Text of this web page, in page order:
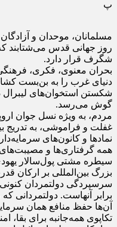
پ
مسلمانان، موحدان و
روز جهانی قدس می‌شتابند که
شگرف قرار دارد.
بحران معنوی، فکری،
دنیای غرب را به بن‌بست
شکستن استخوان‌های
گوش می‌رسد.
مردم، به ویژه نسل جوان
غفلت و فراموشی، به تدریج
نمادها و کانون‌های
همه گرفتاری‌ها و مصیبت‌های
سیطره مشتی پول‌سالار
بزرگ بین‌المللی بر ارکان
سرسپردگی دولتمردان کنونی
برابر آنهاست. دولتمردانی
آن‌ها حفظ منافع همان
تکاپوی همه‌جانبه برای بقا،